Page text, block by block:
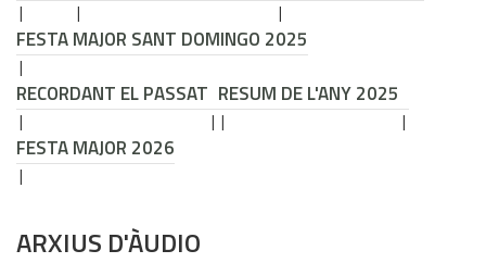
FESTA MAJOR SANT DOMINGO 2025
RECORDANT EL PASSAT RESUM DE L'ANY 2025
FESTA MAJOR 2026
ARXIUS D'ÀUDIO